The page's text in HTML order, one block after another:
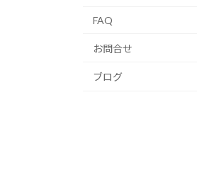
FAQ
お問合せ
ブログ